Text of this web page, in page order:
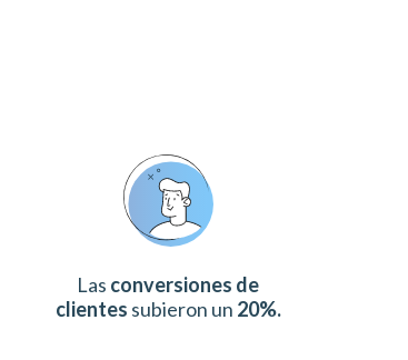
Las conversiones de
clientes subieron un 20%.